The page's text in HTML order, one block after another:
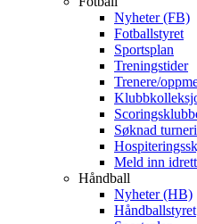
Nyheter (FB)
Fotballstyret
Sportsplan
Treningstider
Trenere/
Søknad
Meld inn
Håndball
Nyheter (HB)
Håndballstyret